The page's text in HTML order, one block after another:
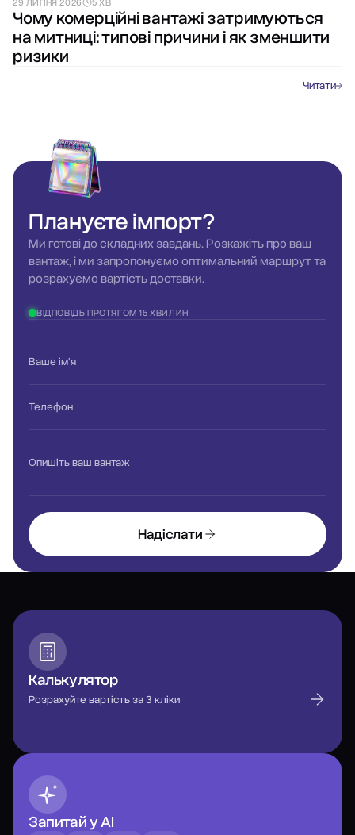
Чому комерційні вантажі затримуються
на митниці: типові причини і як зменшити
ризики
Читати
Плануєтеімпорт?
Ми готові до складних завдань. Розкажіть про ваш
вантаж, і ми запропонуємо оптимальний маршрут та
розрахуємо вартість доставки.
ВІДПОВІДЬ ПРОТЯГОМ 15 ХВИЛИН
Ваше ім'я
Телефон
Опишіть ваш вантаж
Надіслати
Калькулятор
Розрахуйте вартість за 3 кліки
Запитай у AI